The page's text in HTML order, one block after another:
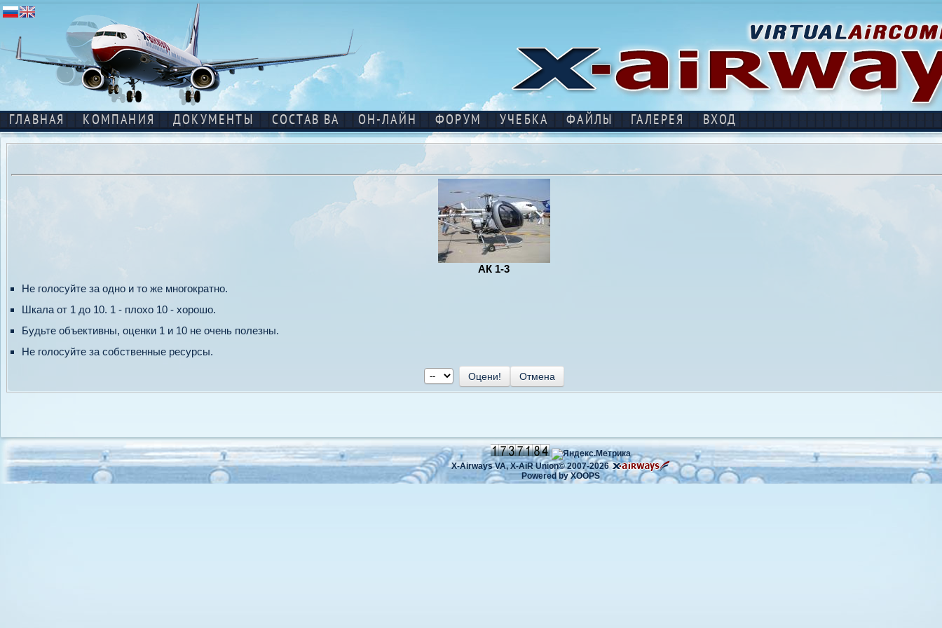
ГЛАВНАЯ КОМПАНИЯ ДОКУМЕНТЫ СОСТАВ ВА ОН-ЛАЙН ФОРУМ УЧЕБКА ФАЙЛЫ ГАЛЕРЕЯ ВХОД
АК 1-3
Не голосуйте за одно и то же многократно.
Шкала от 1 до 10. 1 - плохо 10 - хорошо.
Будьте объективны, оценки 1 и 10 не очень полезны.
Не голосуйте за собственные ресурсы.
X-Airways VA,X-AiR Union©2007-2026
Powered byXOOPS